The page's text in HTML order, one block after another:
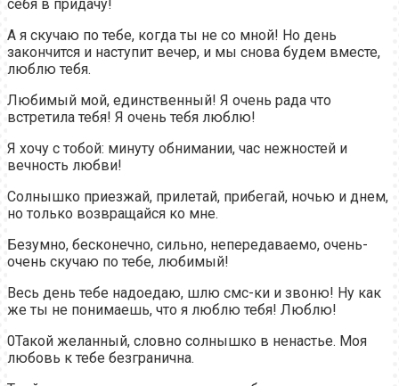
себя в придачу!
А я скучаю по тебе, когда ты не со мной! Но день
закончится и наступит вечер, и мы снова будем вместе,
люблю тебя.
Любимый мой, единственный! Я очень рада что
встретила тебя! Я очень тебя люблю!
Я хочу с тобой: минуту обнимании, час нежностей и
вечность любви!
Солнышко приезжай, прилетай, прибегай, ночью и днем,
но только возвращайся ко мне.
Безумно, бесконечно, сильно, непередаваемо, очень-
очень скучаю по тебе, любимый!
Весь день тебе надоедаю, шлю смс-ки и звоню! Ну как
же ты не понимаешь, что я люблю тебя! Люблю!
0Такой желанный, словно солнышко в ненастье. Моя
любовь к тебе безгранична.